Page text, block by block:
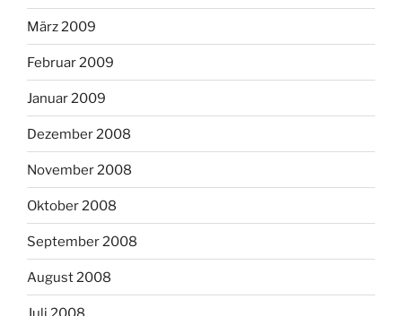
März 2009
Februar 2009
Januar 2009
Dezember 2008
November 2008
Oktober 2008
September 2008
August 2008